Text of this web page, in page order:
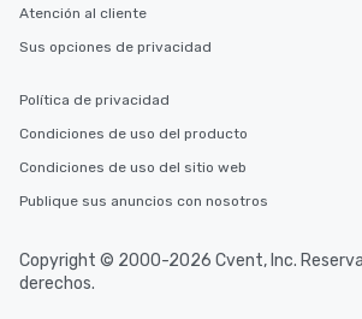
Atención al cliente
Sus opciones de privacidad
Política de privacidad
Condiciones de uso del producto
Condiciones de uso del sitio web
Publique sus anuncios con nosotros
Copyright © 2000-2026 Cvent, Inc.
derechos.